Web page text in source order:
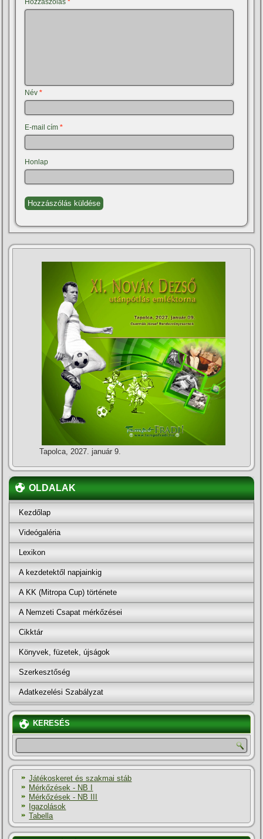
Hozzászólás*
Név*
E-mail cím*
Honlap
Tapolca, 2027. január 9.
OLDALAK
Kezdőlap
Videógaléria
Lexikon
A kezdetektől napjainkig
A KK (Mitropa Cup) története
A Nemzeti Csapat mérkőzései
Cikktár
Könyvek, füzetek, újságok
Szerkesztőség
Adatkezelési Szabályzat
KERESÉS
Játékoskeret és szakmai stáb
Mérkőzések - NB I
Mérkőzések - NB III
Igazolások
Tabella